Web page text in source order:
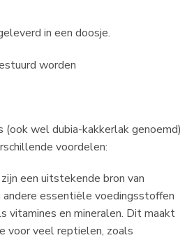
in een doosje.
worden
(ook wel dubia-kakkerlak genoemd)
voordelen:
zijn een uitstekende bron van
essentiële voedingsstoffen
vitamines en mineralen. Dit maakt
voor veel reptielen, zoals